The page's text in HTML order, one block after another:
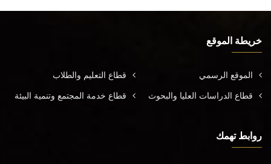
خريطة الموقع
الموقع الرسمي قطاع التعليم والطلاب
قطاع الدراسات العليا والبحوث قطاع خدمة المجتمع وتنمية البيئة
روابط تهمك